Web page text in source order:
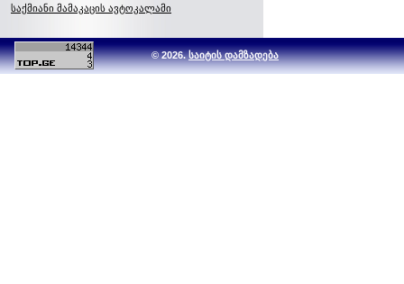
საქმიანი მამაკაცის ავტოკალამი
© 2026.საიტის დამზადება